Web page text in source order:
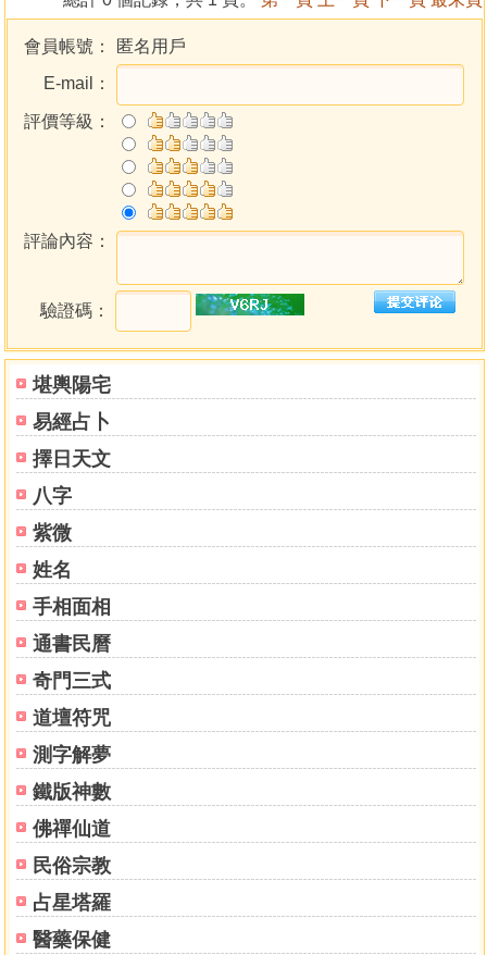
堪輿陽宅
易經占卜
擇日天文
八字
紫微
姓名
手相面相
通書民曆
奇門三式
道壇符咒
測字解夢
鐵版神數
佛禪仙道
民俗宗教
占星塔羅
醫藥保健
前言
立向破了水局
坐山三合年月之對沖發
鐀乾了可驟發
同一穴星，出貴有異
坐空朝滿點穴法
非中心穿脈亦結大地
築牆遮惡煞
平洋有束氣而活動，力更重
梧桐枝格，訣在得穴
五行逆剋，結大地速發
依砂情斷剸越之久暫
由山向及生碉判發貴之期
四水窩聚大富局
乘脈氣吞葬法
砂近夾穴，葬下即發
開口唇裡生堆肉
低低眠砂發顯貴
據水局富貴綿遠
分金之用法
立內外兩向，哀發期及房分
駁水纏勝於山之謬
鶴夷形穴仍發貴
螳螂捕蟬穴出宰相
凹風吹貧絕
空遠低陷不可犯
龍昂長發，虎昂幼發
砂法理氣中須兼看形勢
看碉遠近斷發越狀沿
擇地訣
看朝山親切之處立內
拗轉龍氣，坐空面張朝
玉夠為朝，金鐘玉几為案，是一等美地
鬼長不氣，去了仍可結美地
會員帳號：
匿名用戶
E-mail：
評價等級：
評論內容：
驗證碼：